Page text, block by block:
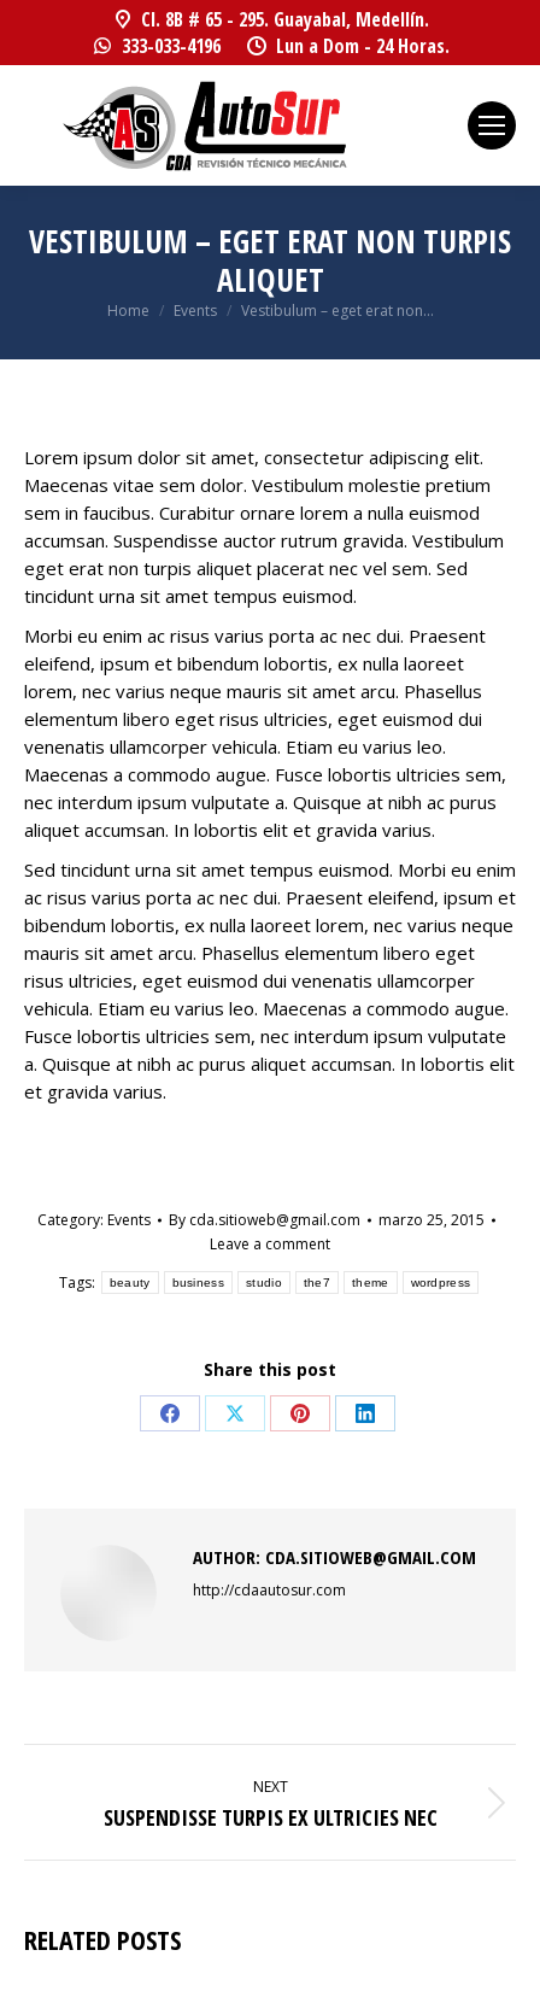
Cl. 8B # 65 - 295. Guayabal, Medellín.
333-033-4196
Lun a Dom - 24 Horas.
VESTIBULUM – EGET ERAT NON TURPIS
ALIQUET
You are here:
Home Events Vestibulum – eget erat non…
Lorem ipsum dolor sit amet, consectetur adipiscing elit.
Maecenas vitae sem dolor. Vestibulum molestie pretium
sem in faucibus. Curabitur ornare lorem a nulla euismod
accumsan. Suspendisse auctor rutrum gravida. Vestibulum
eget erat non turpis aliquet placerat nec vel sem. Sed
tincidunt urna sit amet tempus euismod.
Morbi eu enim ac risus varius porta ac nec dui. Praesent
eleifend, ipsum et bibendum lobortis, ex nulla laoreet
lorem, nec varius neque mauris sit amet arcu. Phasellus
elementum libero eget risus ultricies, eget euismod dui
venenatis ullamcorper vehicula. Etiam eu varius leo.
Maecenas a commodo augue. Fusce lobortis ultricies sem,
nec interdum ipsum vulputate a. Quisque at nibh ac purus
aliquet accumsan. In lobortis elit et gravida varius.
Sed tincidunt urna sit amet tempus euismod. Morbi eu enim
ac risus varius porta ac nec dui. Praesent eleifend, ipsum et
bibendum lobortis, ex nulla laoreet lorem, nec varius neque
mauris sit amet arcu. Phasellus elementum libero eget
risus ultricies, eget euismod dui venenatis ullamcorper
vehicula. Etiam eu varius leo. Maecenas a commodo augue.
Fusce lobortis ultricies sem, nec interdum ipsum vulputate
a. Quisque at nibh ac purus aliquet accumsan. In lobortis elit
et gravida varius.
Category: Events By cda.sitioweb@gmail.com
marzo 25, 2015
Leave a comment
Tags:
beauty business studio the7 theme wordpress
Share this post
Share Share Share Share
AUTHOR: CDA.SITIOWEB@GMAIL.COM
http://cdaautosur.com
NEXT
Next
SUSPENDISSE TURPIS EX ULTRICIES NEC
RELATED POSTS